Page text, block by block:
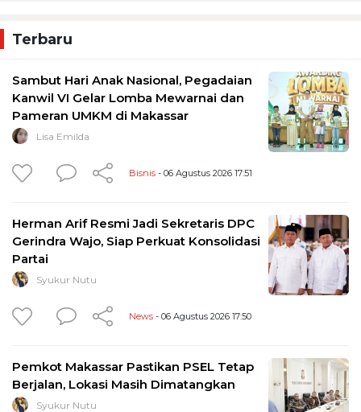
Terbaru
Sambut Hari Anak Nasional, Pegadaian
Kanwil VI Gelar Lomba Mewarnai dan
Pameran UMKM di Makassar
Lisa Emilda
Bisnis - 06 Agustus 2026 17:51
Herman Arif Resmi Jadi Sekretaris DPC
Gerindra Wajo, Siap Perkuat Konsolidasi
Partai
Syukur Nutu
News - 06 Agustus 2026 17:50
Pemkot Makassar Pastikan PSEL Tetap
Berjalan, Lokasi Masih Dimatangkan
Syukur Nutu